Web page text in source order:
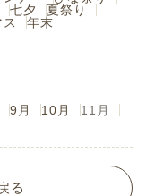
七夕
夏祭り
年末
9月 10月
11月
る